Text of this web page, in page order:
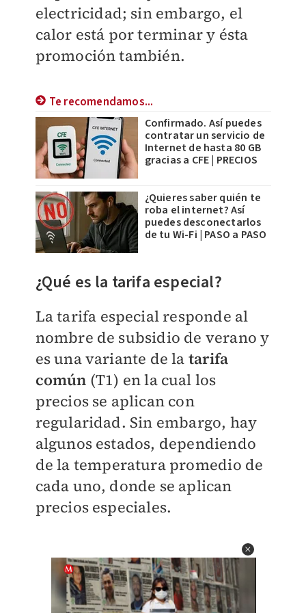
electricidad; sin embargo, el
calor está por terminar y ésta
promoción también.
Te recomendamos...
Confirmado. Así puedes
contratar un servicio de
Internet de hasta 80 GB
gracias a CFE | PRECIOS
¿Quieres saber quién te
roba el internet? Así
puedes desconectarlos
de tu Wi-Fi | PASO a PASO
¿Qué es la tarifa especial?
La tarifa especial responde al
nombre de subsidio de verano y
es una variante de la tarifa
común (T1) en la cual los
precios se aplican con
regularidad. Sin embargo, hay
algunos estados, dependiendo
de la temperatura promedio de
cada uno, donde se aplican
precios especiales.